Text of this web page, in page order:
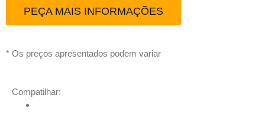
PEÇA MAIS INFORMAÇÕES
* Os preços apresentados podem variar
Compatilhar: